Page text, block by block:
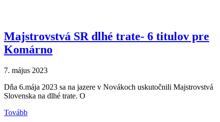
Majstrovstvá SR dlhé trate- 6 titulov pre
Komárno
7. május 2023
Dňa 6.mája 2023 sa na jazere v Novákoch uskutočnili Majstrovstvá
Slovenska na dlhé trate. O
Tovább